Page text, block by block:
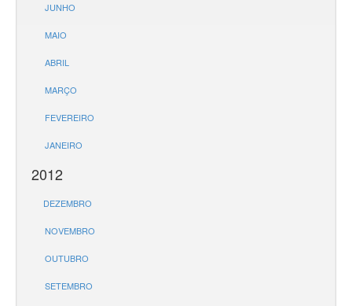
JUNHO
MAIO
ABRIL
MARÇO
FEVEREIRO
JANEIRO
2012
DEZEMBRO
NOVEMBRO
OUTUBRO
SETEMBRO